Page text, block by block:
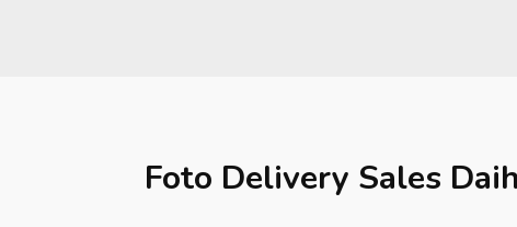
Foto Delivery Sales